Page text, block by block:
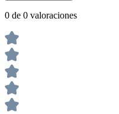
0 de 0 valoraciones